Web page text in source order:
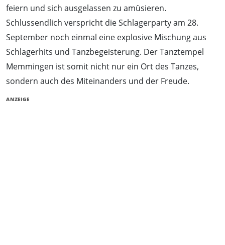
feiern und sich ausgelassen zu amüsieren.
Schlussendlich verspricht die Schlagerparty am 28.
September noch einmal eine explosive Mischung aus
Schlagerhits und Tanzbegeisterung. Der Tanztempel
Memmingen ist somit nicht nur ein Ort des Tanzes,
sondern auch des Miteinanders und der Freude.
ANZEIGE